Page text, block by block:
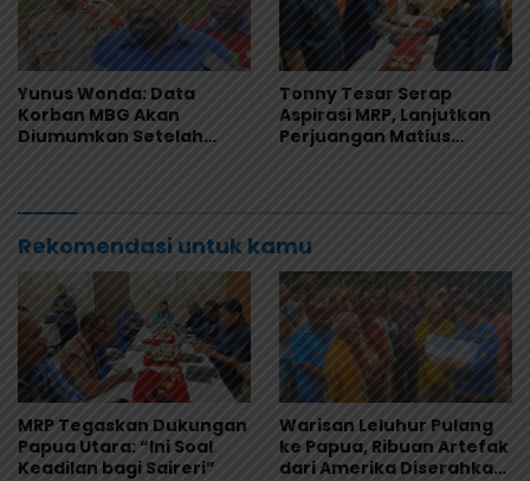
Yunus Wonda: Data
Korban MBG Akan
Diumumkan Setelah
Tonny Tesar Serap
Aspirasi MRP, Lanjutkan
Perjuangan Matius
Rekomendasi untuk kamu
MRP Tegaskan Dukungan
Papua Utara: “Ini Soal
Keadilan bagi Saireri”
Warisan Leluhur Pulang
ke Papua, Ribuan Artefak
dari Amerika Diserahkan